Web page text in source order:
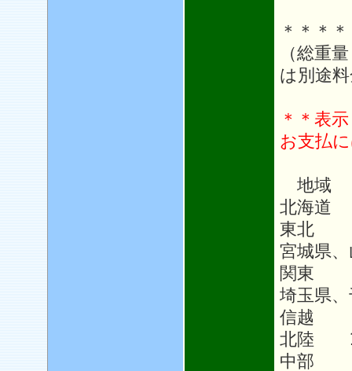
＊＊＊
（総重
は別途
＊＊表
お支払
地
北海
東北
宮城県
関東
埼玉県
信越
北陸
中部